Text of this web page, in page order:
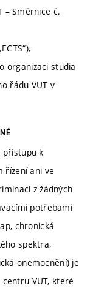
– Směrnice č.
organizaci studia
řádu VUT v
přístupu k
řízení ani ve
z žádných
potřebami
chronická
spektra,
onemocnění) je
VUT, které